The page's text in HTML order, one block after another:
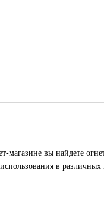
магазине вы найдете
в различных